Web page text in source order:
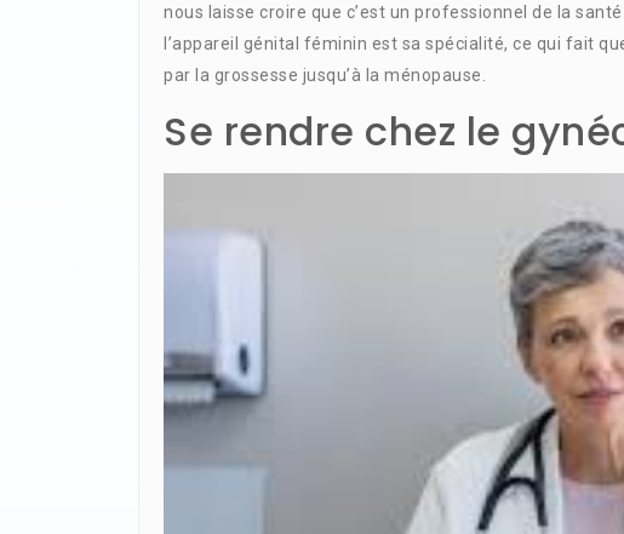
nous laisse croire que c’est un professionnel de la
l’appareil génital féminin est sa spécialité, ce qui fait
par la grossesse jusqu’à la ménopause.
Se rendre chez le